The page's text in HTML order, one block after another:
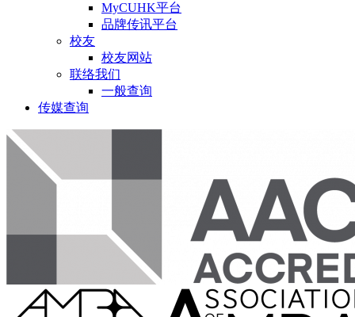
MyCUHK平台
品牌传讯平台
校友
校友网站
联络我们
一般查询
传媒查询